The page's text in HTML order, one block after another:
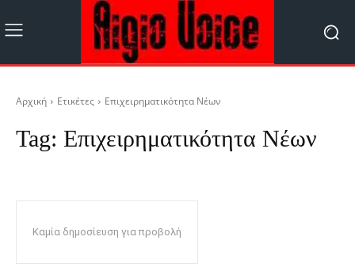
Αρχική Ετικέτες Επιχειρηματικότητα Νέων
Tag: Επιχειρηματικότητα Νέων
Καμία δημοσίευση για προβολή